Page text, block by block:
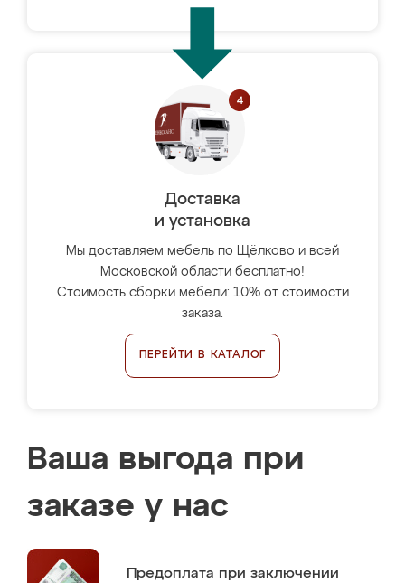
Доставка
и установка
Мы доставляем мебель по Щёлково и всей
Московской области бесплатно!
Стоимость сборки мебели: 10% от стоимости
заказа.
ПЕРЕЙТИ В КАТАЛОГ
Ваша выгода при
заказе у нас
Предоплата при заключении